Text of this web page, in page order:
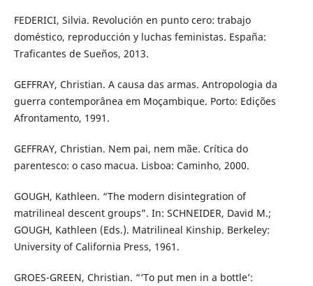
FEDERICI, Silvia. Revolución en punto cero: trabajo
doméstico, reproducción y luchas feministas. España:
Traficantes de Sueños, 2013.
GEFFRAY, Christian. A causa das armas. Antropologia da
guerra contemporânea em Moçambique. Porto: Edições
Afrontamento, 1991.
GEFFRAY, Christian. Nem pai, nem mãe. Crítica do
parentesco: o caso macua. Lisboa: Caminho, 2000.
GOUGH, Kathleen. “The modern disintegration of
matrilineal descent groups”. In: SCHNEIDER, David M.;
GOUGH, Kathleen (Eds.). Matrilineal Kinship. Berkeley:
University of California Press, 1961.
GROES-GREEN, Christian. “‘To put men in a bottle’: